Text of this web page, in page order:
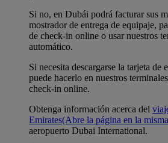
Si no, en Dubái podrá facturar sus
mostrador de entrega de equipaje,
de check-in online o usar nuestros
automático.
Si necesita descargarse la tarjeta de
puede hacerlo en nuestros
check-in online.
Obtenga información acerca del
Emirates(Abre la página en la
aeropuerto Dubai International.